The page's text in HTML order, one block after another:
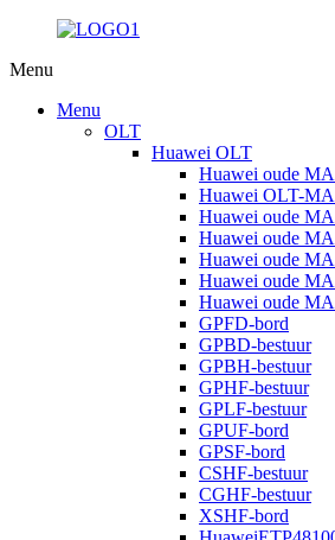
Menu
Menu
OLT
Huawei OLT
Huawei oude
Huawei OLT-
Huawei oude
Huawei oude
Huawei oude
Huawei oude
Huawei oude
GPFD-bord
GPBD-bestuur
GPBH-bestuur
GPHF-bestuur
GPLF-bestuur
GPUF-bord
GPSF-bord
CSHF-bestuur
CGHF-bestuur
XSHF-bord